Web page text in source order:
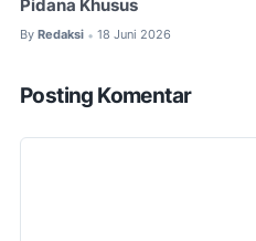
Pidana Khusus
By Redaksi • 18 Juni 2026
Posting Komentar